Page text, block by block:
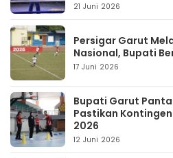
21 Juni 2026
Persigar Garut
Nasional, Bupati
17 Juni 2026
Bupati Garut
Pastikan
2026
12 Juni 2026